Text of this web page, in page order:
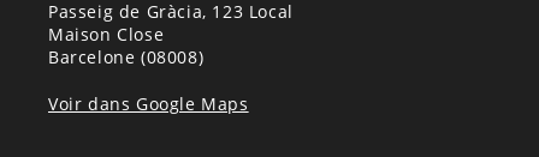
Passeig de Gràcia, 123 Local
Maison Close
Barcelone (08008)
Voir dans Google Maps